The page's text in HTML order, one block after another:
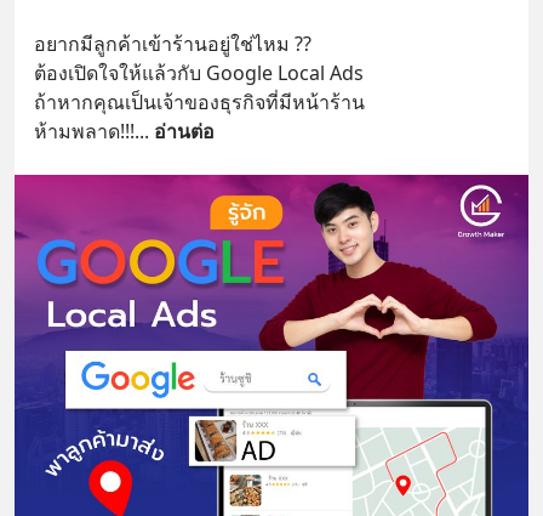
อยากมีลูกค้าเข้าร้านอยู่ใช่ไหม ??
ต้องเปิดใจให้แล้วกับ Google Local Ads
ถ้าหากคุณเป็นเจ้าของธุรกิจที่มีหน้าร้าน
ห้ามพลาด!!!... อ่านต่อ